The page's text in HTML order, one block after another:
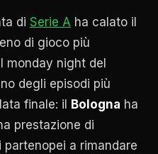
di Serie A ha calato il
di gioco più
monday night del
degli episodi più
finale: il
Bologna ha
prestazione di
a rimandare